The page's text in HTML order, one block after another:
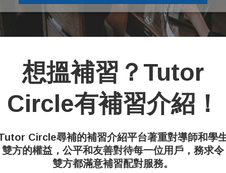
想搵補習？Tutor
Circle有補習介紹！
Circle尋補的補習介紹平台著重對導師和學
雙方的權益，公平和友善對待每一位用戶，務求令
雙方都滿意補習配對服務。